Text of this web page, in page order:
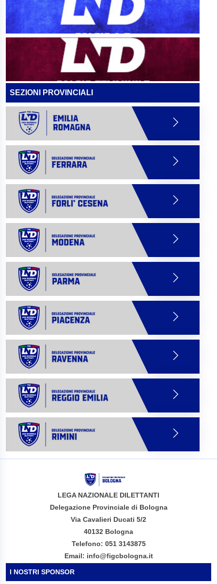
SEZIONI PROVINCIALI
LEGA NAZIONALE DILETTANTI
Delegazione Provinciale di Bologna
Via Cavalieri Ducati 5/2
40132 Bologna
Telefono: 051 3143875
Email: info@figcbologna.it
I NOSTRI SPONSOR